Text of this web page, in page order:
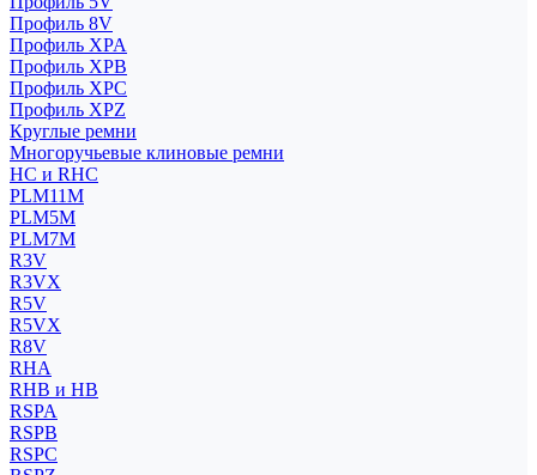
Профиль 8V
Профиль XPA
Профиль XPB
Профиль XPC
Профиль XPZ
Круглые ремни
Многоручьевые клиновые ремни
HC и RHC
PLM11M
PLM5M
PLM7M
R3V
R3VX
R5V
R5VX
R8V
RHA
RHB и HB
RSPA
RSPB
RSPC